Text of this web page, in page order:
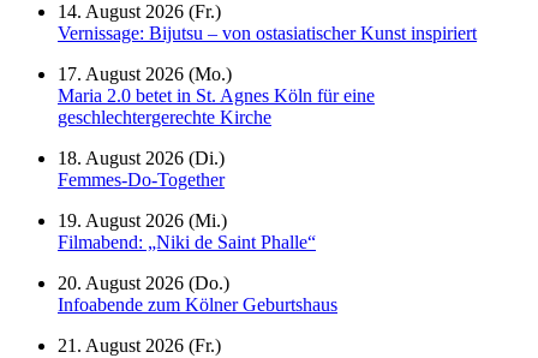
14. August 2026 (Fr.)
Vernissage: Bijutsu – von ostasiatischer Kunst inspiriert
17. August 2026 (Mo.)
Maria 2.0 betet in St. Agnes Köln für eine
geschlechtergerechte Kirche
18. August 2026 (Di.)
Femmes-Do-Together
19. August 2026 (Mi.)
Filmabend: „Niki de Saint Phalle“
20. August 2026 (Do.)
Infoabende zum Kölner Geburtshaus
21. August 2026 (Fr.)